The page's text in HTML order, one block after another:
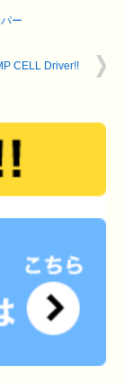
ー
CELL Driver!!